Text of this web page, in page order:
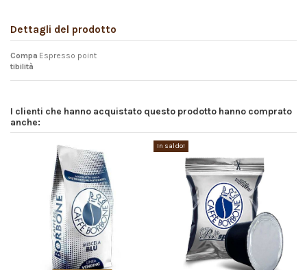
Dettagli del prodotto
Compa
tibilità
Espresso point
I clienti che hanno acquistato questo prodotto hanno comprato
anche:
In saldo!